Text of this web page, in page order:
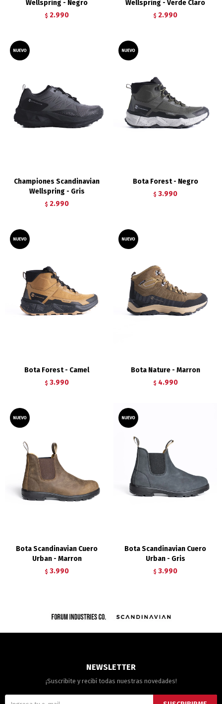
Wellspring - Negro
$ 2.990
Wellspring - Verde Claro
$ 2.990
Championes Scandinavian
Wellspring - Gris
$ 2.990
Bota Forest - Negro
$ 3.990
Bota Forest - Camel
$ 3.990
Bota Nature - Marron
$ 4.990
Bota Scandinavian Cuero
Urban - Marron
$ 3.990
Bota Scandinavian Cuero
Urban - Gris
$ 3.990
NEWSLETTER
¡Suscribite y recibí todas nuestras novedades!